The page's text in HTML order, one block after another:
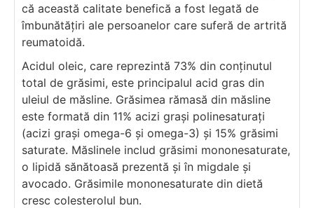
că această calitate benefică a fost legată de
îmbunătățiri ale persoanelor care suferă de artrită
reumatoidă.
Acidul oleic, care reprezintă 73% din conținutul
total de grăsimi, este principalul acid gras din
uleiul de măsline. Grăsimea rămasă din măsline
este formată din 11% acizi grași polinesaturați
(acizi grași omega-6 și omega-3) și 15% grăsimi
saturate. Măslinele includ grăsimi mononesaturate,
o lipidă sănătoasă prezentă și în migdale și
avocado. Grăsimile mononesaturate din dietă
cresc colesterolul bun.